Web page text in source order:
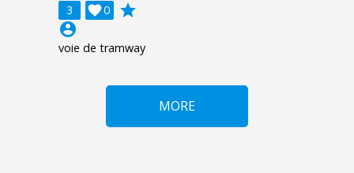
3 0

grade
account_circle
voie de tramway
MORE